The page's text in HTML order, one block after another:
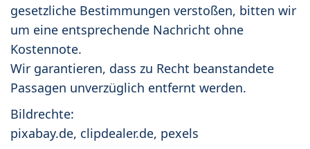
gesetzliche Bestimmungen verstoßen, bitten wir
um eine entsprechende Nachricht ohne
Kostennote.
Wir garantieren, dass zu Recht beanstandete
Passagen unverzüglich entfernt werden.
Bildrechte:
pixabay.de, clipdealer.de, pexels